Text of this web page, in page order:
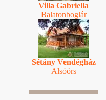
Villa Gabriella
Balatonboglár
Sétány Vendégház
Alsóörs